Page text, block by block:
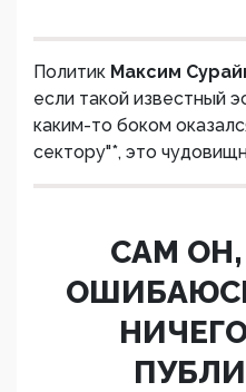
Политик Максим
если такой известный
каким-то боком
сектору"*, это
САМ